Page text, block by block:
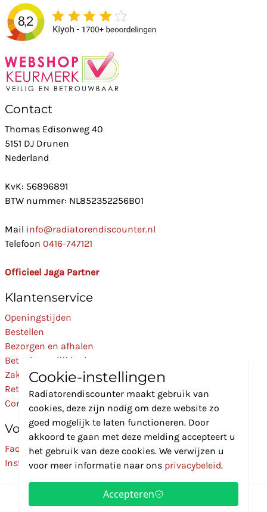
Contact
Thomas Edisonweg 40
5151 DJ Drunen
Nederland
KvK: 56896891
BTW nummer: NL852352256B01
Mail info@radiatorendiscounter.nl
Telefoon 0416-747121
Officieel Jaga Partner
Klantenservice
Openingstijden
Bestellen
Bezorgen en afhalen
Betaalmogelijkheden
Zakelijk
Retourneren
Contact
Volg Ons
Facebook
Instagram
Cookie-instellingen
Radiatorendiscounter maakt gebruik van
cookies, deze zijn nodig om deze website zo
goed mogelijk te laten functioneren. Door
akkoord te gaan met deze melding accepteert u
het gebruik van deze cookies. We verwijzen u
voor meer informatie naar ons privacybeleid.
Accepteren